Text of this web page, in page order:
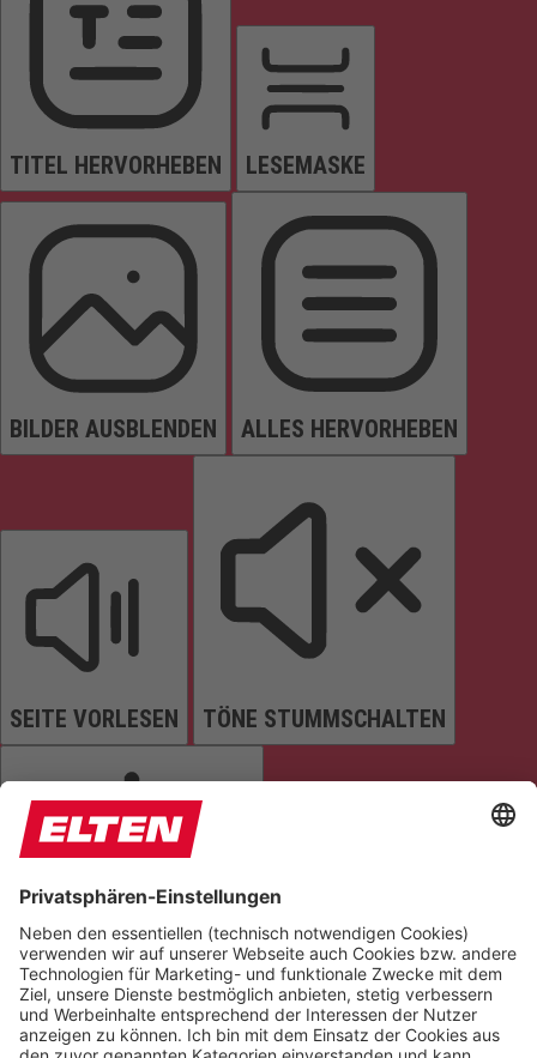
TITEL HERVORHEBEN LESEMASKE
BILDER AUSBLENDEN ALLES HERVORHEBEN
SEITE VORLESEN TÖNE STUMMSCHALTEN
ANIMATIONEN STOPPEN
Einstellungen zurücksetzen